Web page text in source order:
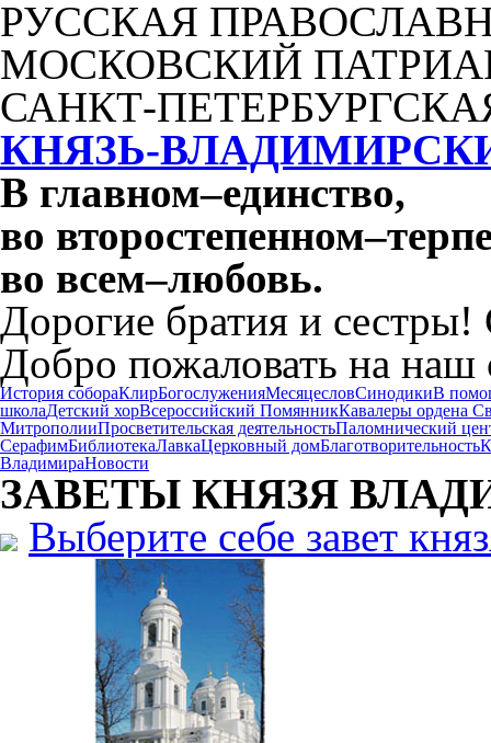
РУССКАЯ
МОСКОВСКИЙ
САНКТ-
КНЯЗЬ-
В главном–единство,
во второстепенном–
во всем–любовь.
Дорогие братия и
Добро пожаловать на наш
История собораКлирБогослуженияМесяцесловСинодикиВ
школаДетский хорВсероссийский ПомянникКавалеры ордена
МитрополииПросветительская деятельностьПаломнический
СерафимБиблиотекаЛавкаЦерковный домБлаготворительность
ВладимираНовости
ЗАВЕТЫ КНЯЗЯ
Выберите себе завет